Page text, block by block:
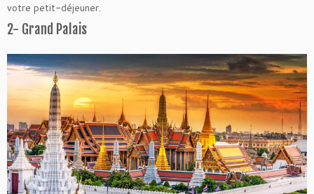
votre petit-déjeuner.
2- Grand Palais